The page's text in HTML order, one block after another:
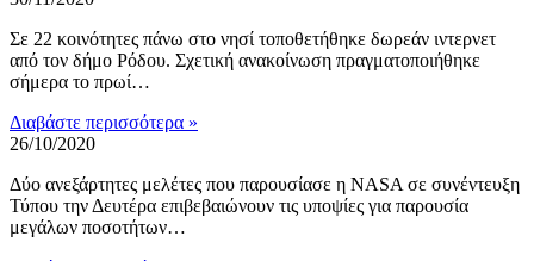
Σε 22 κοινότητες πάνω στο νησί τοποθετήθηκε δωρεάν ιντερνετ
από τον δήμο Ρόδου. Σχετική ανακοίνωση πραγματοποιήθηκε
σήμερα το πρωί…
Διαβάστε περισσότερα »
26/10/2020
Δύο ανεξάρτητες μελέτες που παρουσίασε η NASA σε συνέντευξη
Τύπου την Δευτέρα επιβεβαιώνουν τις υποψίες για παρουσία
μεγάλων ποσοτήτων…